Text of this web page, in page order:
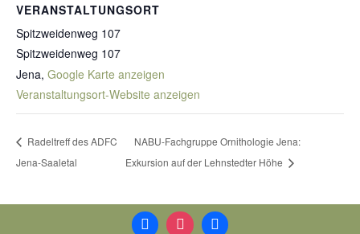
VERANSTALTUNGSORT
Spitzweidenweg 107
Spitzweidenweg 107
Jena, Google Karte anzeigen
Veranstaltungsort-Website anzeigen
Radeltreff des ADFC
Jena-Saaletal
NABU-Fachgruppe Ornithologie Jena:
Exkursion auf der Lehnstedter Höhe